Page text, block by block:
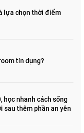
lựa chọn thời điểm
tín dụng?
học nhanh cách sống
sau thêm phần an yên